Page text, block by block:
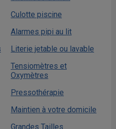
Culotte piscine
Alarmes pipi au lit
Literie jetable ou lavable
Tensiomètres et
Oxymètres
Pressothérapie
Maintien à votre domicile
Grandes Tailles